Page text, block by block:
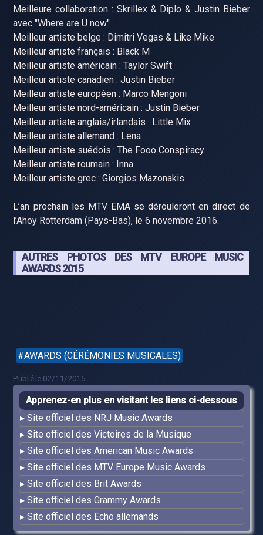
Meilleure collaboration : Skrillex & Diplo & Justin Bieber
avec "Where are Ü now"
Meilleur artiste belge : Dimitri Vegas & Like Mike
Meilleur artiste français : Black M
Meilleur artiste américain : Taylor Swift
Meilleur artiste canadien : Justin Bieber
Meilleur artiste européen : Marco Mengoni
Meilleur artiste nord-américain : Justin Bieber
Meilleur artiste anglais/irlandais : Little Mix
Meilleur artiste allemand : Lena
Meilleur artiste suédois : The Fooo Conspiracy
Meilleur artiste roumain : Inna
Meilleur artiste grec : Giorgios Mazonakis
L’an prochain les MTV EMA se dérouleront en direct de
l’Ahoy Rotterdam (Pays-Bas), le 6 novembre 2016.
AUTRES PHOTOS DES MTV EUROPE MUSIC
AWARDS 2015
AWARDS (CÉRÉMONIES MUSICALES)
Publié le 02/11/2015
Apprenez-en plus en visitant les liens ci-dessous
Site officiel des NRJ Music Awards
Site officiel des Victoires de la Musique
Site officiel des American Music Awards
Site officiel des MTV Europe Music Awards
Site officiel des Brit Awards
Site officiel des Grammy Awards
Site officiel des Echo allemands